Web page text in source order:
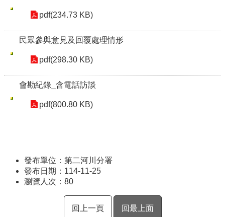
pdf(234.73 KB)
民眾參與意見及回覆處理情形
pdf(298.30 KB)
會勘紀錄_含電話訪談
pdf(800.80 KB)
發布單位：第二河川分署
發布日期：114-11-25
瀏覽人次： 80
回上一頁 回最上面